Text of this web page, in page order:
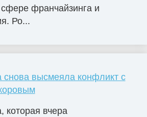
франчайзинга и
Ро...
снова высмеяла конфликт с
которая вчера